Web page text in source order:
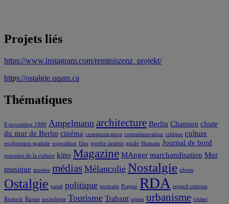
Projets liés
https://www.instagram.com/reminiszenz_projekt/
https://ostalgie.uqam.ca
Thématiques
9 novembre 1989 Ampelmann architecture Berlin Chanson chute
du mur de Berlin cinéma communication commémoration critique culture
exploration spatiale exposition film goethe institut guide Humain Journal de bord
journées de la culture kino Magazine MAnger marchandisation Mur
musique musées médias Mélancolie Nostalgie objets
Ostalgie passé politique portraits Prague RDA regard critique
Rostock Russie sociologie Tourisme Trabant uqam urbanisme visiter